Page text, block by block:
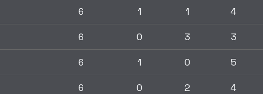
6 1 1 4
6 0 3 3
6 1 0 5
6 0 2 4